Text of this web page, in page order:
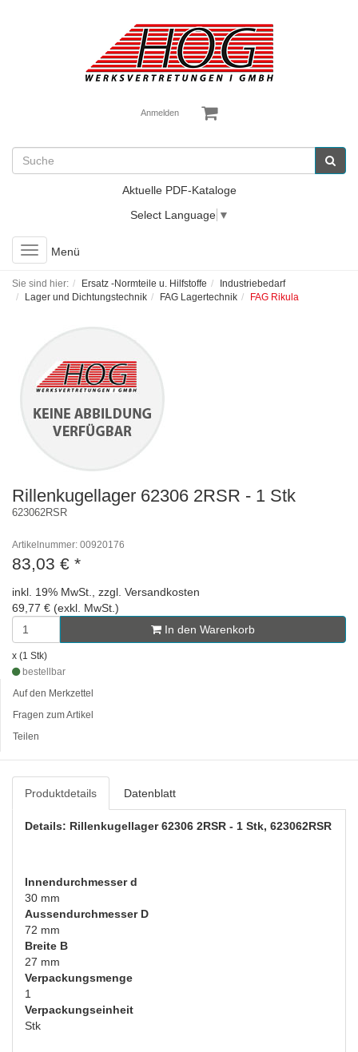
Anmelden
Aktuelle PDF-Kataloge
Select Language ▼
Toggle
navigation
Menü
Sie sind hier: Ersatz -Normteile u. Hilfstoffe
Industriebedarf
Lager und Dichtungstechnik
FAG Lagertechnik FAG Rikula
Rillenkugellager 62306 2RSR - 1 Stk
623062RSR
Artikelnummer: 00920176
83,03 € *
inkl. 19% MwSt., zzgl. Versandkosten
69,77 € (exkl. MwSt.)
In den Warenkorb
x (1 Stk)
bestellbar
Auf den Merkzettel
Fragen zum Artikel
Teilen
Produktdetails Datenblatt
Details: Rillenkugellager 62306 2RSR - 1 Stk, 623062RSR
Innendurchmesser d
30 mm
Aussendurchmesser D
72 mm
Breite B
27 mm
Verpackungsmenge
1
Verpackungseinheit
Stk